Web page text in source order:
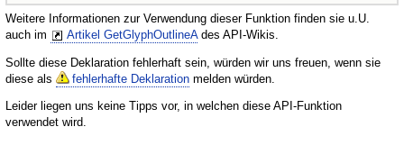
Weitere Informationen zur Verwendung dieser Funktion finden sie u.U.
auch im
Artikel GetGlyphOutlineAdes API-Wikis.
Sollte diese Deklaration fehlerhaft sein, würden wir uns freuen, wenn sie
diese als
fehlerhafte Deklaration melden würden.
Leider liegen uns keine Tipps vor, in welchen diese API-Funktion
verwendet wird.